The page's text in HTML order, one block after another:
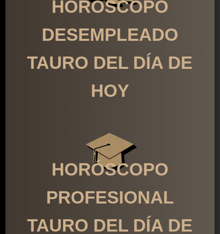
HORÓSCOPO
DESEMPLEADO
TAURO DEL DÍA DE
HOY
HORÓSCOPO
PROFESIONAL
TAURO DEL DÍA DE